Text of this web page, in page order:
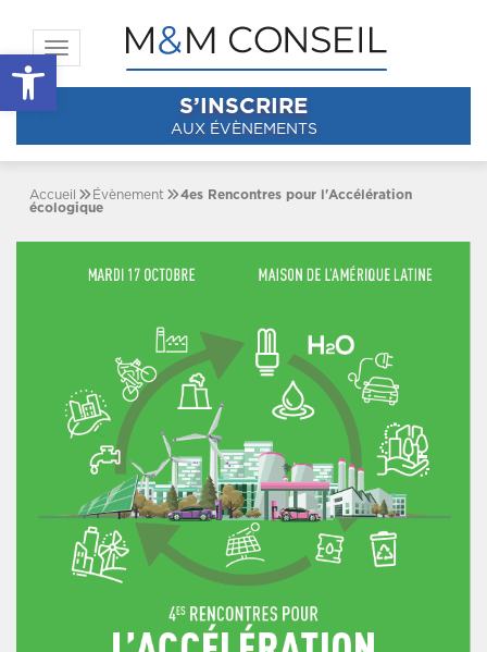
Ouvrir la barre d’outils
Toggle navigation
S’INSCRIRE
AUX ÉVÈNEMENTS
Accueil Évènement
4es Rencontres pour l'Accélération
écologique